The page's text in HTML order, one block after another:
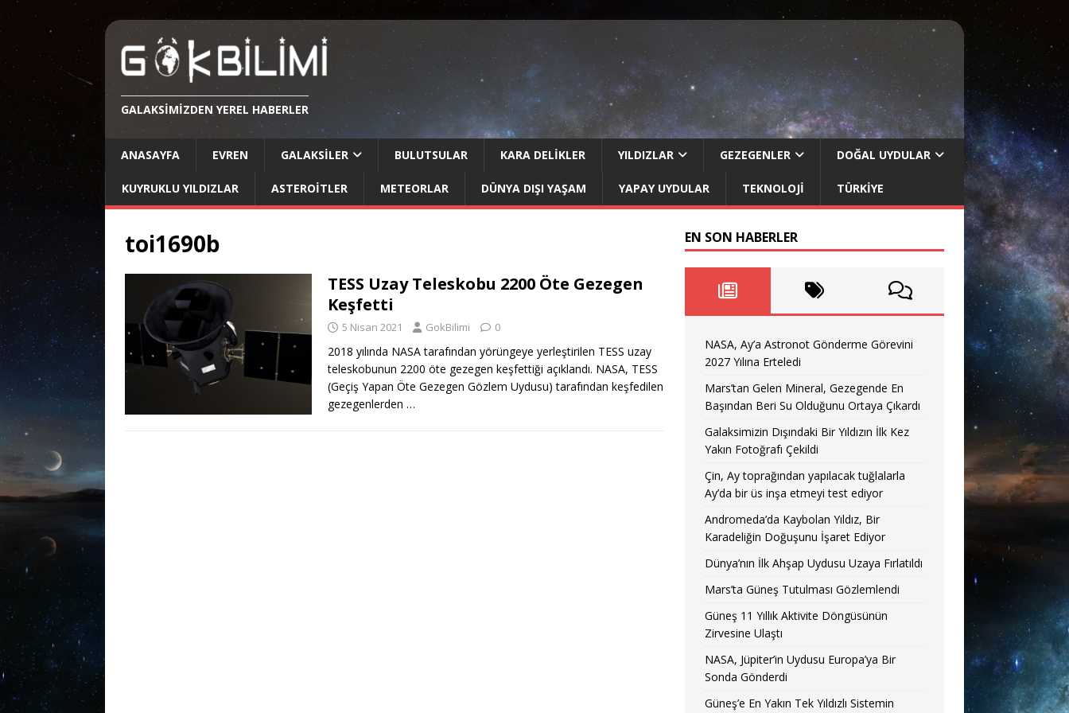
GALAKSIMIZDEN YEREL HABERLER
ANASAYFA EVREN GALAKSILER BULUTSULAR KARA DELIKLER YILDIZLAR GEZEGENLER DOĞAL UYDULAR
KUYRUKLU YILDIZLAR ASTEROITLER METEORLAR DÜNYA DIŞI YAŞAM YAPAY UYDULAR TEKNOLOJI TÜRKIYE
toi1690b
TESS Uzay Teleskobu 2200 Öte Gezegen
Keşfetti
5 Nisan 2021 GokBilimi 0
2018 yılında NASA tarafından yörüngeye yerleştirilen TESS uzay
teleskobunun 2200 öte gezegen keşfettiği açıklandı. NASA, TESS
(Geçiş Yapan Öte Gezegen Gözlem Uydusu) tarafından keşfedilen
gezegenlerden …
EN SON HABERLER
NASA, Ay’a Astronot Gönderme Görevini
2027 Yılına Erteledi
Mars’tan Gelen Mineral, Gezegende En
Başından Beri Su Olduğunu Ortaya Çıkardı
Galaksimizin Dışındaki Bir Yıldızın İlk Kez
Yakın Fotoğrafı Çekildi
Çin, Ay toprağından yapılacak tuğlalarla
Ay’da bir üs inşa etmeyi test ediyor
Andromeda’da Kaybolan Yıldız, Bir
Karadeliğin Doğuşunu İşaret Ediyor
Dünya’nın İlk Ahşap Uydusu Uzaya Fırlatıldı
Mars’ta Güneş Tutulması Gözlemlendi
Güneş 11 Yıllık Aktivite Döngüsünün
Zirvesine Ulaştı
NASA, Jüpiter’in Uydusu Europa’ya Bir
Sonda Gönderdi
Güneş’e En Yakın Tek Yıldızlı Sistemin